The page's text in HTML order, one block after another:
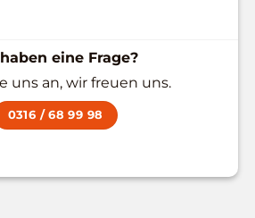
eine Frage?
uns an, wir freuen uns.
0316 / 68 99 98